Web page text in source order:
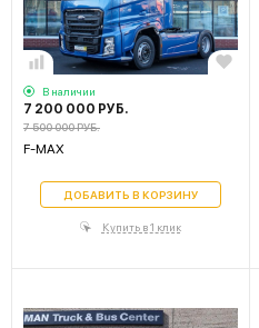
В наличии
7 200 000 РУБ.
7 500 000 РУБ.
F-MAX
ДОБАВИТЬ В КОРЗИНУ
Купить в 1 клик